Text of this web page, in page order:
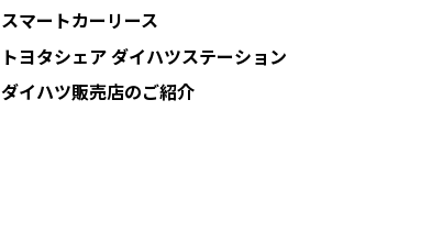
スマートカーリース
トヨタシェア ダイハツステーション
ダイハツ販売店のご紹介